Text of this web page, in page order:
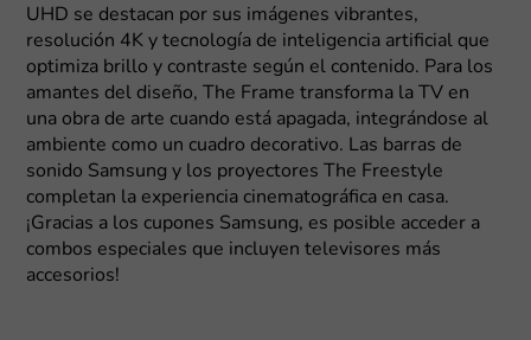
UHD se destacan por sus imágenes vibrantes,
resolución 4K y tecnología de inteligencia artificial que
optimiza brillo y contraste según el contenido. Para los
amantes del diseño, The Frame transforma la TV en
una obra de arte cuando está apagada, integrándose al
ambiente como un cuadro decorativo. Las barras de
sonido Samsung y los proyectores The Freestyle
completan la experiencia cinematográfica en casa.
¡Gracias a los cupones Samsung, es posible acceder a
combos especiales que incluyen televisores más
accesorios!